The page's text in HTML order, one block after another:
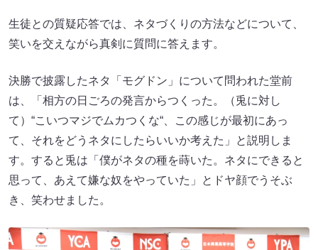
生徒との質疑応答では、ネタづくりの方法などについて、
笑いを交えながら真剣に質問に答えます。
決勝で披露したネタ「モグドン」について問われた堂前
は、「相方の日ごろの発言からつくった。（兎に対し
て）“こいつマジでムカつくな“、この感じが最初にあっ
て、それをどうネタにしたらいいか考えた」と説明しま
す。すると兎は「僕がネタの種を蒔いた。ネタにできると
思って、あえて嫌な奴をやっていた」とドヤ顔でうそぶ
き、笑わせました。